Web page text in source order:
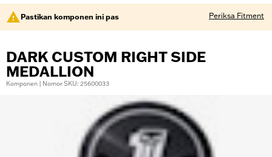
Pastikan komponen ini pas Periksa Fitment
DARK CUSTOM RIGHT SIDE
MEDALLION
Komponen | Nomor SKU: 25600033